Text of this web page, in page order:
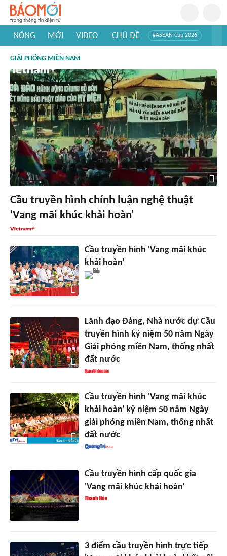
NÓNG MỚI VIDEO CHỦ ĐỀ #ASEAN Cup 2026
#Khám phá thế giới
GIẢI PHÓNG MIỀN NAM
Cầu truyền hình chính luận nghệ thuật
'Vang mãi khúc khải hoàn'
Cầu truyền hình 'Vang mãi khúc
khải hoàn'
Lãnh đạo Đảng, Nhà nước dự Cầu
truyền hình kỷ niệm 50 năm Ngày
Giải phóng miền Nam, thống nhất
đất nước
Cầu truyền hình 'Vang mãi khúc
khải hoàn' kỷ niệm 50 năm Ngày
giải phóng miền Nam, thống nhất
đất nước
Cầu truyền hình cấp quốc gia
'Vang mãi khúc khải hoàn'
3 điểm cầu truyền hình trực tiếp